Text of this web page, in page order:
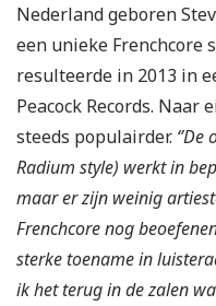
Nederland geboren
een unieke Frenchcore
resulteerde in 2013 in
Peacock Records.
steeds populairder.
Radium style) werkt in
maar er zijn weinig
Frenchcore nog
sterke toename in
ik het terug in de zalen